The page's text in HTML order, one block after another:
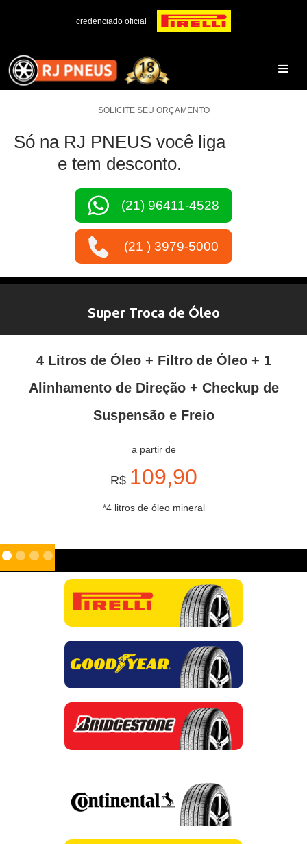
credenciado oficial
SOLICITE SEU ORÇAMENTO
Só na RJ PNEUS você liga
e tem desconto.
(21) 96411-4528
(21 ) 3979-5000
Super Troca de Óleo
4 Litros de Óleo + Filtro de Óleo + 1
Alinhamento de Direção + Checkup de
Suspensão e Freio
a partir de
R$ 109,90
*4 litros de óleo mineral